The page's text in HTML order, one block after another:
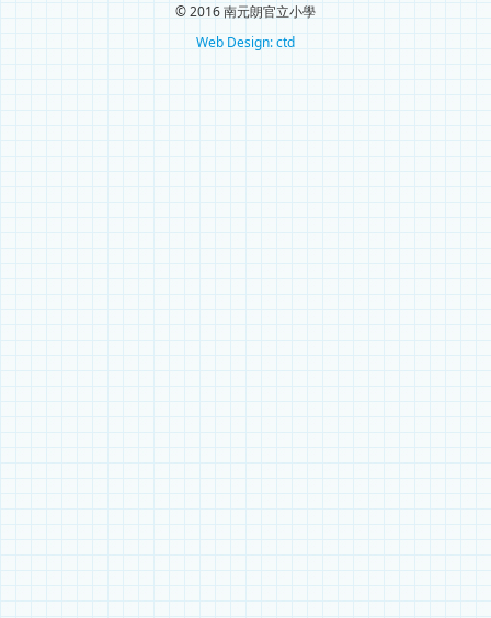
© 2016 南元朗官立小學
Web Design: ctd